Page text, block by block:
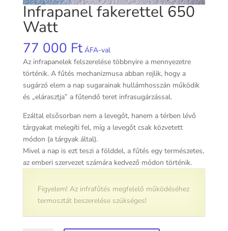
Infrapanel fakerettel 650
Watt
77 000 Ft ÁFA-val
Az infrapanelek felszerelése többnyire a mennyezetre
történik. A fűtés mechanizmusa abban rejlik, hogy a
sugárzó elem a nap sugarainak hullámhosszán működik
és „elárasztja” a fűtendő teret infrasugárzással.
Ezáltal elsősorban nem a levegőt, hanem a térben lévő
tárgyakat melegíti fel, míg a levegőt csak közvetett
módon (a tárgyak által).
Mivel a nap is ezt teszi a földdel, a fűtés egy természetes,
az emberi szervezet számára kedvező módon történik.
Figyelem! Az infrafűtés megfelelő működéséhez
termosztát beszerelése szükséges!